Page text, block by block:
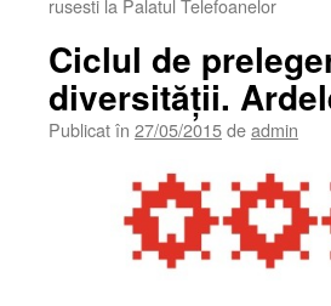
rusesti la Palatul Telefoanelor
Ciclul de
diversităţii.
Publicat în 27/05/2015deadmin